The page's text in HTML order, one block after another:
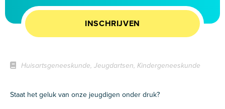
INSCHRIJVEN
Huisartsgeneeskunde, Jeugdartsen, Kindergeneeskunde
Staat het geluk van onze jeugdigen onder druk?